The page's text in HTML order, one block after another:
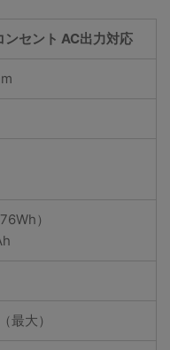
ンセント AC出力対応
）
大）